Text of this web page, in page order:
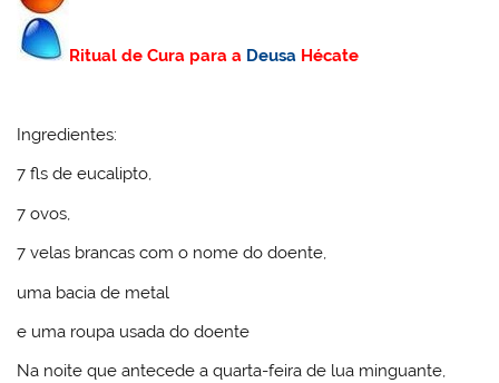
Ritual de Cura para a Deusa Hécate
Ingredientes:
7 fls de eucalipto,
7 ovos,
7 velas brancas com o nome do doente,
uma bacia de metal
e uma roupa usada do doente
Na noite que antecede a quarta-feira de lua minguante,